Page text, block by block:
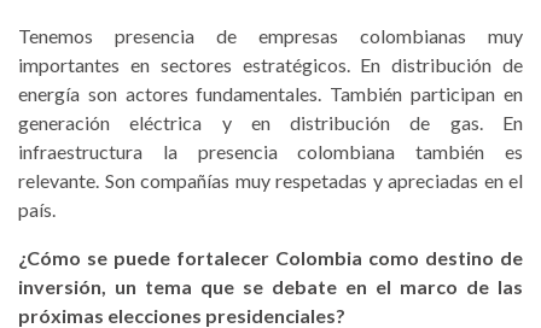
Tenemos presencia de empresas colombianas muy
importantes en sectores estratégicos. En distribución de
energía son actores fundamentales. También participan en
generación eléctrica y en distribución de gas. En
infraestructura la presencia colombiana también es
relevante. Son compañías muy respetadas y apreciadas en el
país.
¿Cómo se puede fortalecer Colombia como destino de
inversión, un tema que se debate en el marco de las
próximas elecciones presidenciales?